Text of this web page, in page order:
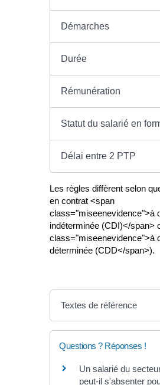
Démarches
Durée
Rémunération
Statut du salarié en
Délai entre 2 PTP
Les règles diffèrent selon
en contrat <span
class="miseenevidence">à
indéterminée (CDI)</span>
class="miseenevidence">à
déterminée (CDD</span>).
Textes de référence
Questions ? Réponses !
Un salarié du
peut-il s'absenter